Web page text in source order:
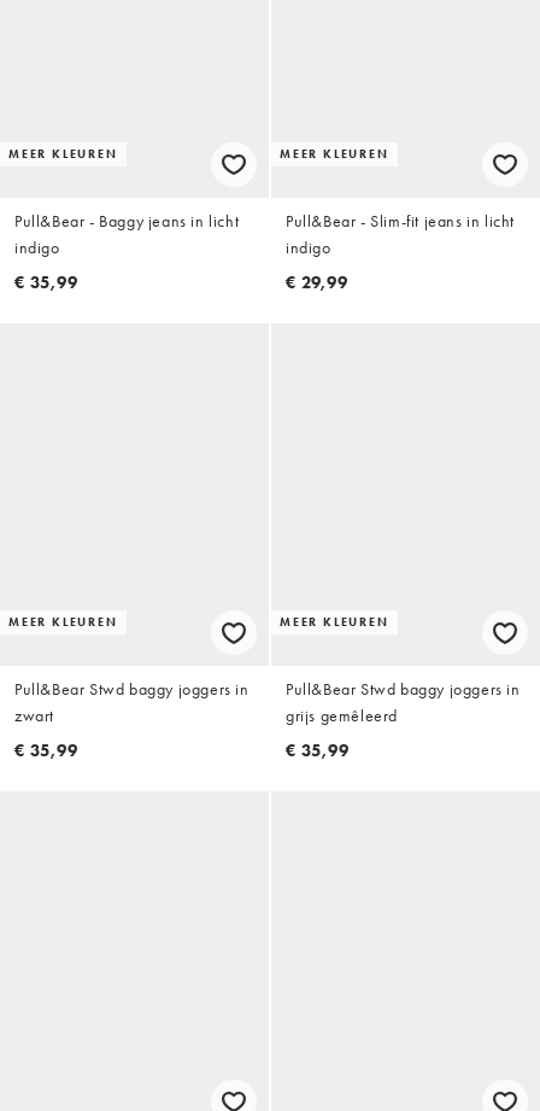
MEER KLEUREN
Pull&Bear - Baggy jeans in licht
indigo
€ 35,99
MEER KLEUREN
Pull&Bear - Slim-fit jeans in licht
indigo
€ 29,99
MEER KLEUREN
Pull&Bear Stwd baggy joggers in
zwart
€ 35,99
MEER KLEUREN
Pull&Bear Stwd baggy joggers in
grijs gemêleerd
€ 35,99